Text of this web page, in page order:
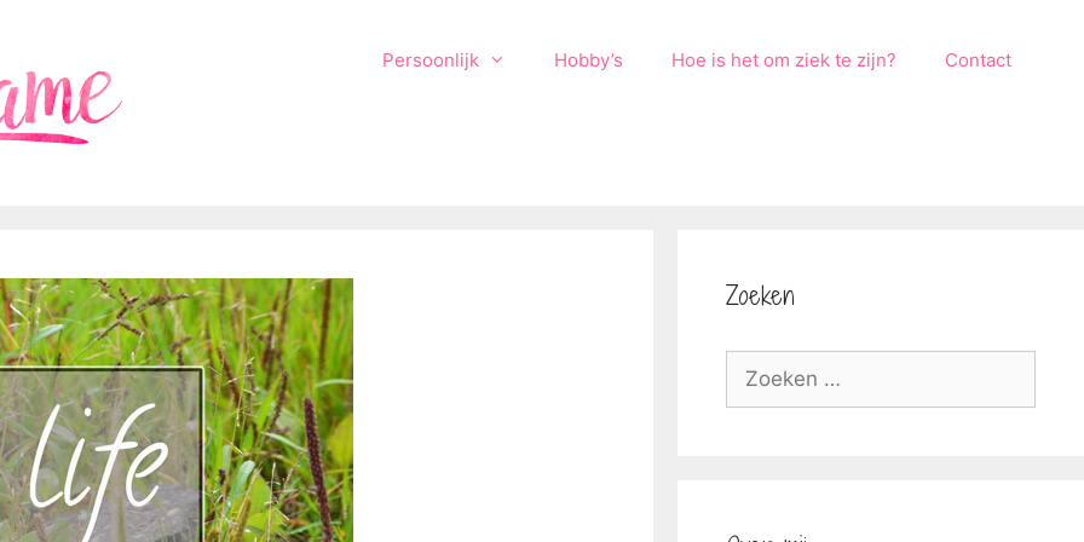
Persoonlijk Hobby’s Hoe is het om ziek te zijn? Contact
Zoeken
Zoek